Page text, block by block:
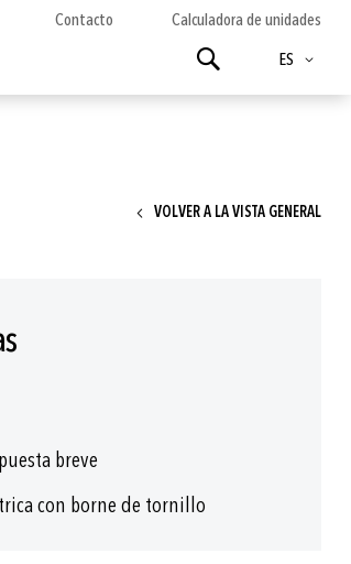
Contacto Calculadora de unidades
Idioma
ES
VOLVER A LA VISTA GENERAL
breve
con borne de tornillo